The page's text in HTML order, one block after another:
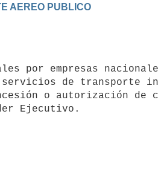
AEREO PUBLICO
servicios de transporte
o autorización de